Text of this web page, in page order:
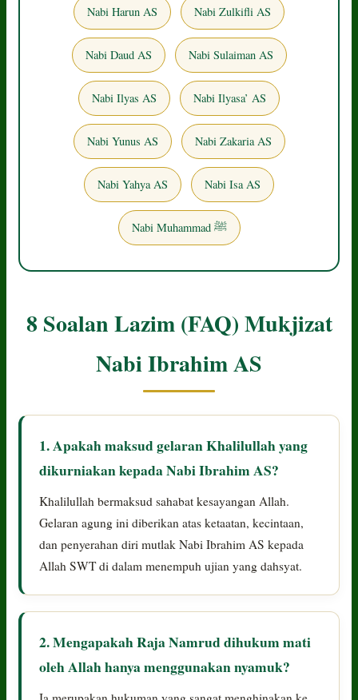
Nabi Harun AS Nabi Zulkifli AS
Nabi Daud AS Nabi Sulaiman AS
Nabi Ilyas AS Nabi Ilyasa’ AS
Nabi Yunus AS Nabi Zakaria AS
Nabi Yahya AS Nabi Isa AS
Nabi Muhammad ﷺ
8 Soalan Lazim (FAQ) Mukjizat
Nabi Ibrahim AS
1. Apakah maksud gelaran Khalilullah yang
dikurniakan kepada Nabi Ibrahim AS?
Khalilullah bermaksud sahabat kesayangan Allah.
Gelaran agung ini diberikan atas ketaatan, kecintaan,
dan penyerahan diri mutlak Nabi Ibrahim AS kepada
Allah SWT di dalam menempuh ujian yang dahsyat.
2. Mengapakah Raja Namrud dihukum mati
oleh Allah hanya menggunakan nyamuk?